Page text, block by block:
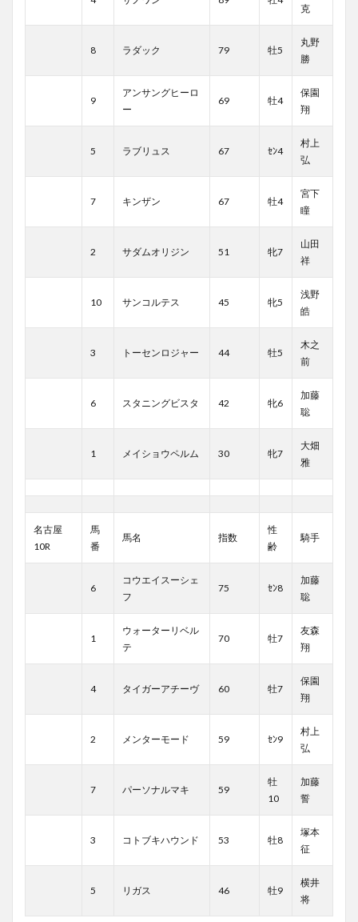
克
8 ラダック 79 牡5
丸野
勝
9
アンサングヒーロ
ー
69 牡4
保園
翔
5 ラブリュス 67 ｾﾝ4
村上
弘
7 キンザン 67 牡4
宮下
瞳
2 サダムオリジン 51 牝7
山田
祥
10 サンコルテス 45 牝5
浅野
皓
3 トーセンロジャー 44 牡5
木之
前
6 スタニングビスタ 42 牝6
加藤
聡
1 メイショウペルム 30 牝7
大畑
雅
名古屋
10R
馬
番
馬名 指数
性
齢
騎手
6
コウエイスーシェ
フ
75 ｾﾝ8
加藤
聡
1
ウォーターリベル
テ
70 牡7
友森
翔
4 タイガーアチーヴ 60 牡7
保園
翔
2 メンターモード 59 ｾﾝ9
村上
弘
7 パーソナルマキ 59
牡
10
加藤
誓
3 コトブキハウンド 53 牡8
塚本
征
5 リガス 46 牡9
横井
将